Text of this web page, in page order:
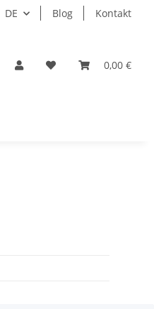
DE Blog Kontakt
0,00 €